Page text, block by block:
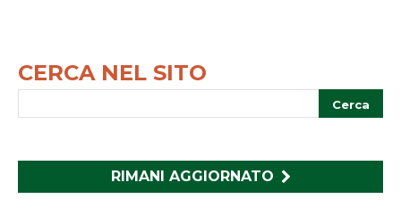
CERCA NEL SITO
RIMANI AGGIORNATO